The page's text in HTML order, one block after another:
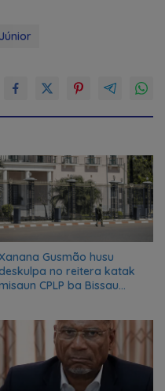
Gusmão husu
no reitera katak
CPLP ba Bissau